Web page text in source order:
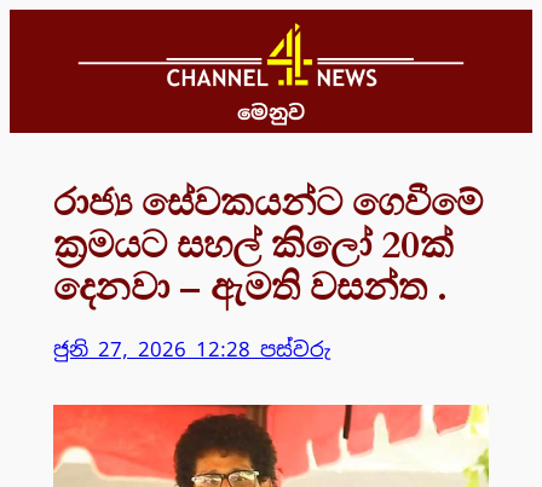
මෙනුව
රාජ්‍ය සේවකයන්ට ගෙවීමේ
ක්‍රමයට සහල් කිලෝ 20ක්
දෙනවා – ඇමති වසන්ත .
ජුනි 27, 2026 12:28 පස්වරු